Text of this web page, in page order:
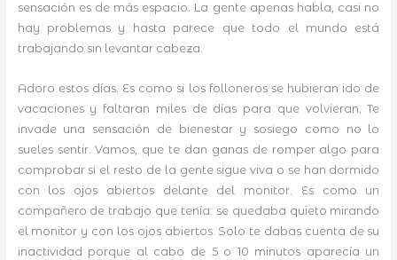
sensación es de más espacio. La gente apenas habla, casi no
hay problemas y hasta parece que todo el mundo está
trabajando sin levantar cabeza.
Adoro estos días. Es como si los folloneros se hubieran ido de
vacaciones y faltaran miles de días para que volvieran. Te
invade una sensación de bienestar y sosiego como no lo
sueles sentir. Vamos, que te dan ganas de romper algo para
comprobar si el resto de la gente sigue viva o se han dormido
con los ojos abiertos delante del monitor. Es como un
compañero de trabajo que tenía: se quedaba quieto mirando
el monitor y con los ojos abiertos. Solo te dabas cuenta de su
inactividad porque al cabo de 5 o 10 minutos aparecía un